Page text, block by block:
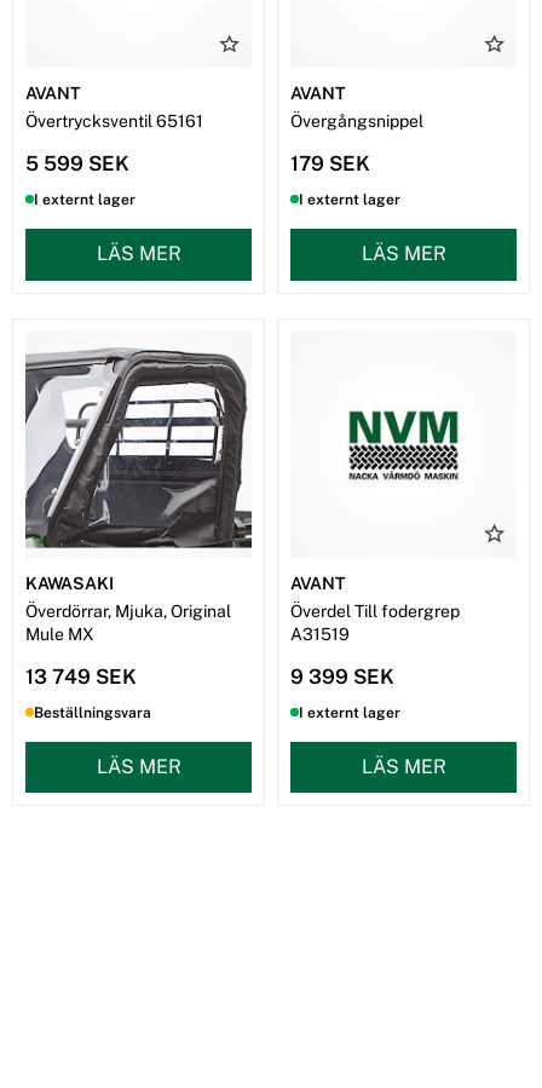
AVANT
Övertrycksventil 65161
5 599 SEK
I externt lager
LÄS MER
AVANT
Övergångsnippel
179 SEK
I externt lager
LÄS MER
KAWASAKI
Överdörrar, Mjuka, Original
Mule MX
13 749 SEK
Beställningsvara
LÄS MER
AVANT
Överdel Till fodergrep
A31519
9 399 SEK
I externt lager
LÄS MER